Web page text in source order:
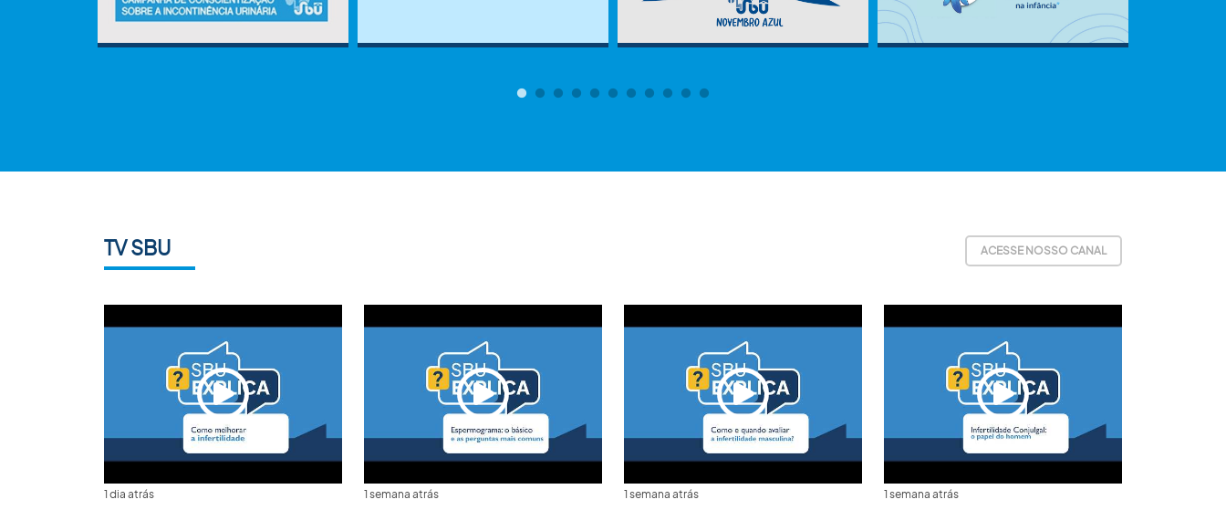
TV SBU ACESSE NOSSO CANAL
1 dia atrás 1 semana atrás 1 semana atrás 1 semana atrás